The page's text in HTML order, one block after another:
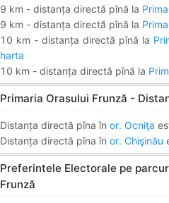
9 km - distanța directă pînă la
9 km - distanța directă pînă la
10 km - distanța directă pînă la
harta
10 km - distanța directă pînă la
Primaria Orasului Frunză -
Distanța directă pîna în or. Ocniţa
Distanța directă pîna în or. Chişinău
Preferintele Electorale pe
Frunză